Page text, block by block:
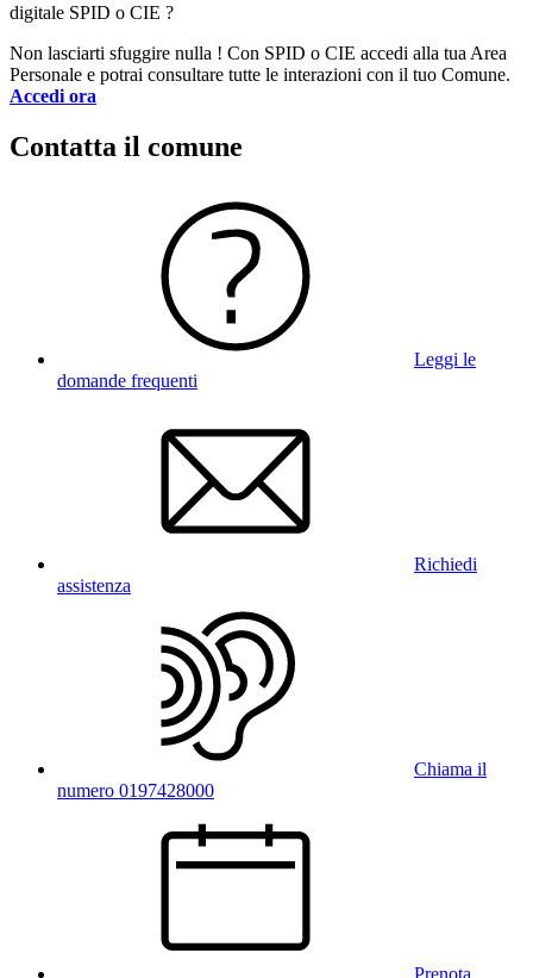
digitale SPID o CIE ?
Non lasciarti sfuggire nulla ! Con SPID o CIE accedi alla tua Area
Personale e potrai consultare tutte le interazioni con il tuo Comune.
Accedi ora
Contatta il comune
Leggi le
domande frequenti
Richiedi
assistenza
Chiama il
numero 0197428000
Prenota